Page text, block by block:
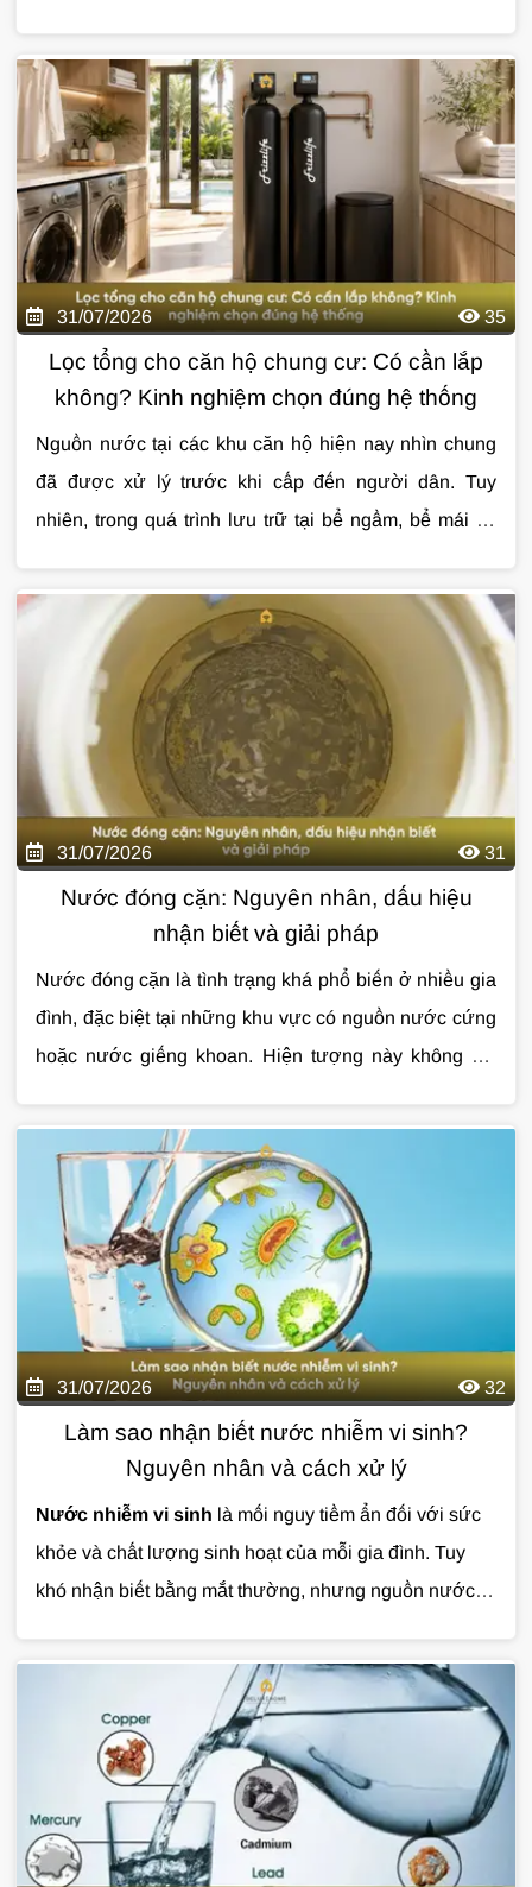
giúp bạn đánh giá chất lượng nguồn nước và lựa
chọn giải pháp xử lý phù hợp.
nước uốngqua bài viết dưới đây.
31/07/2026 35
Lọc tổng cho căn hộ chung cư: Có cần lắp
không? Kinh nghiệm chọn đúng hệ thống
Nguồn nước tại các khu căn hộ hiện nay nhìn chung
đã được xử lý trước khi cấp đến người dân. Tuy
nhiên, trong quá trình lưu trữ tại bể ngầm, bể mái và
bị lẫn cặn, clo dư, mùi khó chịu hoặc kim loại từ
đường ống cũ. Đây là lý do ngày càng nhiều gia đình
quan tâm đếnlọc tổng cho căn hộ chung cưđể
nâng cao chất lượng nước sinh hoạt hàng ngày.
cho căn hộ chung cư, những lợi ích thực tế, cách
lựa chọn hệ thống phù hợp và các lưu ý quan trọng
trước khi lắp đặt qua bài viết dưới đây.
31/07/2026 31
Nước đóng cặn: Nguyên nhân, dấu hiệu
nhận biết và giải pháp
Nước đóng cặn là tình trạng khá phổ biến ở nhiều gia
đình, đặc biệt tại những khu vực có nguồn nước cứng
hoặc nước giếng khoan. Hiện tượng này không chỉ
thọ đường ống, bình nóng lạnh và chất lượng sinh
hoạt hằng ngày. Nếu không được xử lý đúng cách,
nước đóng cặn có thể khiến bạn tốn nhiều chi phí sửa
chữa về lâu dài. Cùng Giải Pháp Nước tìm hiểu chi tiết
qua bài viết dưới đây.
31/07/2026 32
Làm sao nhận biết nước nhiễm vi sinh?
Nguyên nhân và cách xử lý
Nước nhiễm vi sinh là mối nguy tiềm ẩn đối với sức
khỏe và chất lượng sinh hoạt của mỗi gia đình. Tuy
khó nhận biết bằng mắt thường, nhưng nguồn nước ô
lý kịp thời.Cùng Giải Pháp Nước tìm hiểu chi tiết về
nguyên nhân, dấu hiệu nhận biết và giải pháp xử lý
nước nhiễm vi sinh hiệu quả qua bài viết dưới đây.